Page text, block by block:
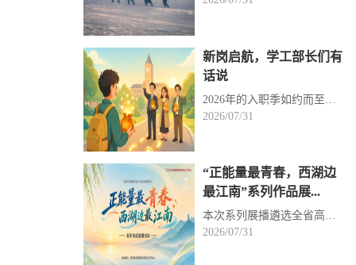
新岗启航，学工部长们有
话说
2026/07/31
“正能量最青春，西湖边
最江南”系列作品展...
本次系列展播遴选全省高校报送的优秀艺术作品，以精巧青年创意为框架、深刻价值立意为内核、鲜活江南人...
2026/07/31